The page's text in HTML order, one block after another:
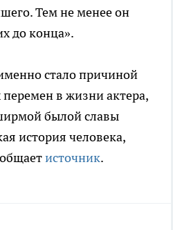
Тем не менее он
до конца».
стало причиной
в жизни актера,
былой славы
история человека,
источник.